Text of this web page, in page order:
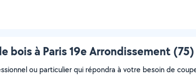
bois à Paris 19e Arrondissement
ou particulier qui répondra à votre besoin de